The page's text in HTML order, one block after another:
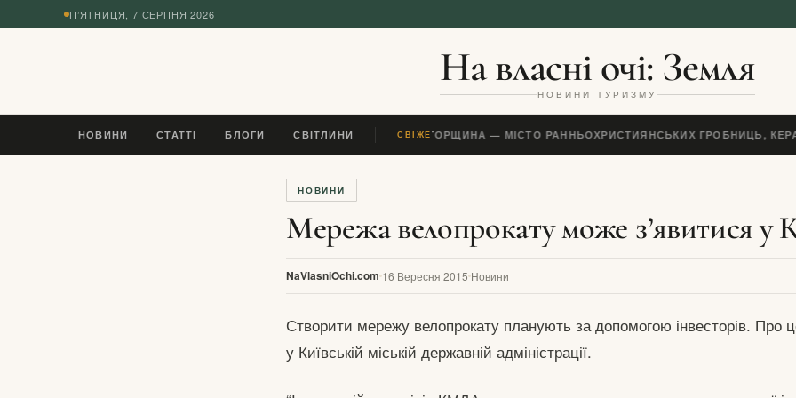
П’ЯТНИЦЯ, 7 СЕРПНЯ 2026
На власні очі: Земля
НОВИНИ ТУРИЗМУ
НОВИНИ СТАТТІ БЛОГИ СВІТЛИНИ СВІЖЕ
ПЕЧ, УГОРЩИНА — МІСТО РАННЬОХРИСТИЯНСЬКИХ ГРОБНИЦЬ,
НОВИНИ
Мережа велопрокату може з’явитися у
NaVlasniOchi.com 16 Вересня 2015 Новини
Створити мережу велопрокату планують за допомогою інвесторів. Про
у Київській міській державній адміністрації.